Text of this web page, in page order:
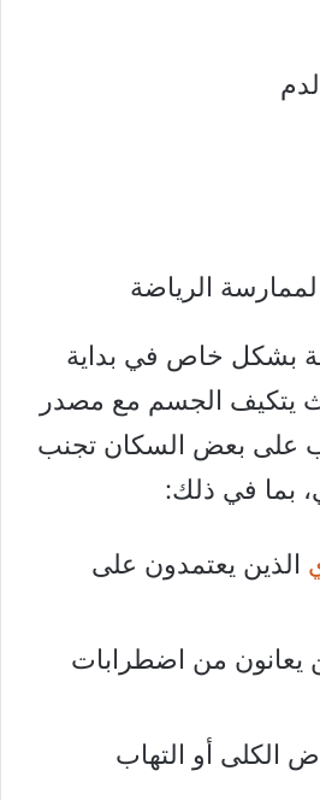
الرياضة
بشكل خاص في بداية
يتكيف الجسم مع مصدر
على بعض السكان تجنب
بما في ذلك:
الذين يعتمدون على
يعانون من اضطرابات
الكلى أو التهاب